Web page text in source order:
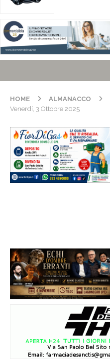
HOME ALMANACCO
Venerdí, 3 Ottobre 2025